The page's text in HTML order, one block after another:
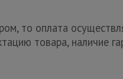
то оплата
товара, наличие